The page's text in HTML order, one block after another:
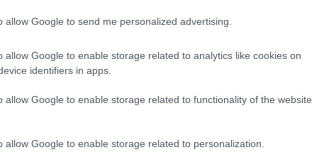
allow Google to send me personalized advertising.
allow Google to enable storage related to analytics like cookies on
identifiers in apps.
allow Google to enable storage related to functionality of the website
allow Google to enable storage related to personalization.
Elkészült a Liszt Ferenc repülőtér